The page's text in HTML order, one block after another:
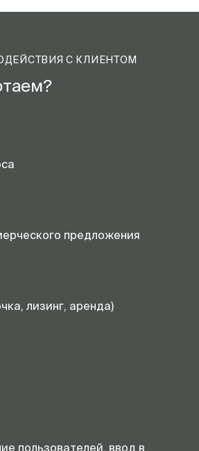
С КЛИЕНТОМ
предложения
лизинг, аренда)
пользователей, ввод в